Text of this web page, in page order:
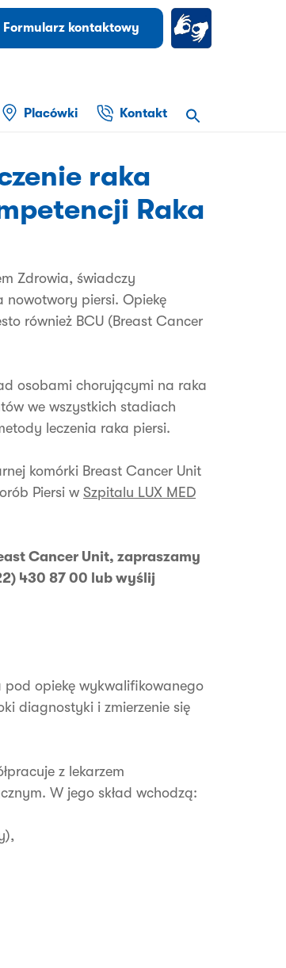
Formularz kontaktowy
Placówki Kontakt
raka
Raka
Zdrowia, świadczy
nowotwory piersi. Opiekę
również BCU (Breast Cancer
osobami chorującymi na raka
we wszystkich stadiach
leczenia raka piersi.
komórki Breast Cancer Unit
Piersi wSzpitalu LUX MED
Cancer Unit, zapraszamy
430 87 00 lub wyślij
opiekę wykwalifikowanego
diagnostyki i zmierzenie się
z lekarzem
W jego skład wchodzą: